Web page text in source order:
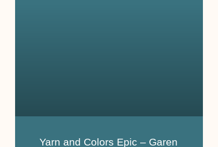
Yarn and Colors Epic – Garen